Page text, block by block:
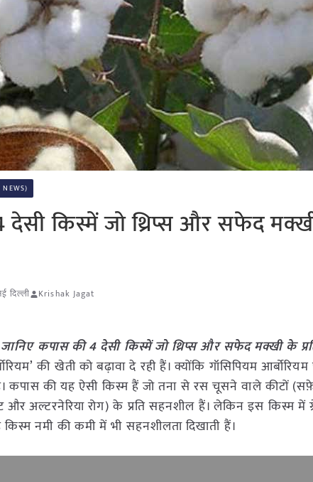
NEWS)
किस्में जो थ्रिप्स और सफेद
दिल्ली Krishak Jagat
जानिए कपास की 4 देसी किस्में जो थ्रिप्स और सफेद मक्खी के
की खेती को बढ़ावा दे रही हैं। क्योंकि गॉसिपियम
कपास की यह ऐसी किस्म हैं जो तना से रस चूसने वाले कीटों
और अल्टरनेरिया रोग) के प्रति सहनशील हैं। लेकिन इस किस्म में
नमी की कमी में भी सहनशीलता दिखाती हैं।